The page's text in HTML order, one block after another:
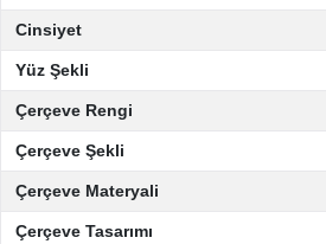
Cinsiyet
Yüz Şekli
Çerçeve Rengi
Çerçeve Şekli
Çerçeve Materyali
Çerçeve Tasarımı